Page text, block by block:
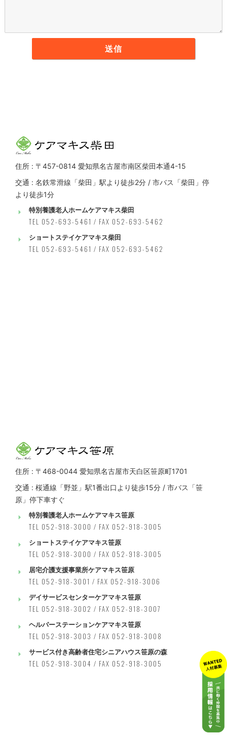
住所 : 〒457-0814 愛知県名古屋市南区柴田本通4-15
交通 : 名鉄常滑線「柴田」駅より徒歩2分 / 市バス「柴田」停
より徒歩1分
特別養護老人ホームケアマキス柴田
TEL 052-693-5461 / FAX 052-693-5462
ショートステイケアマキス柴田
TEL 052-693-5461 / FAX 052-693-5462
住所 : 〒468-0044 愛知県名古屋市天白区笹原町1701
交通 : 桜通線「野並」駅1番出口より徒歩15分 / 市バス「笹
原」停下車すぐ
特別養護老人ホームケアマキス笹原
TEL 052-918-3000 / FAX 052-918-3005
ショートステイケアマキス笹原
TEL 052-918-3000 / FAX 052-918-3005
居宅介護支援事業所ケアマキス笹原
TEL 052-918-3001 / FAX 052-918-3006
デイサービスセンターケアマキス笹原
TEL 052-918-3002 / FAX 052-918-3007
ヘルパーステーションケアマキス笹原
TEL 052-918-3003 / FAX 052-918-3008
サービス付き高齢者住宅シニアハウス笹原の森
TEL 052-918-3004 / FAX 052-918-3005